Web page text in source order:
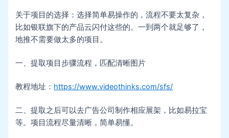
关于项目的选择：选择简单易操作的，流程不要太复杂，
比如银联旗下的产品云闪付这些的。一到两个就足够了，
地推不需要做太多的项目。
一、提取项目步骤流程，匹配清晰图片
教程地址： https://www.videothinks.com/sfs/
二、提取之后可以去广告公司制作相应展架，比如易拉宝
等。项目流程尽量清晰，简单易懂。